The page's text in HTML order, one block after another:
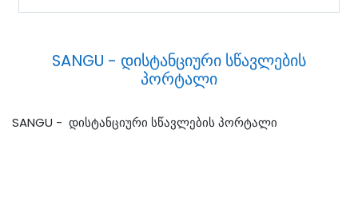
SANGU - დისტანციური სწავლების
პორტალი
SANGU - დისტანციური სწავლების პორტალი